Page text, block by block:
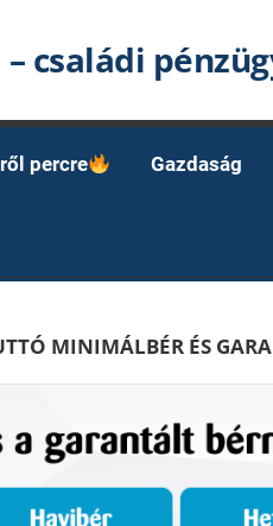
családi
percre Gazdaság
MINIMÁLBÉR ÉS